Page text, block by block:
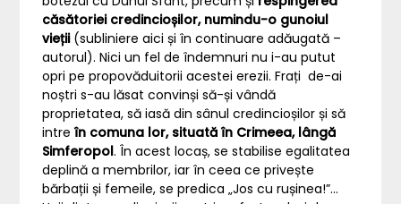
căsătoriei credincioșilor, numindu-o gunoiul
vieții(subliniere aici și în continuare adăugată –
autorul). Nici un fel de îndemnuri nu i-au putut
opri pe propovăduitorii acestei erezii. Frați de-ai
noștri s-au lăsat convinși să-și vândă
proprietatea, să iasă din sânul credincioșilor și să
intreîn comuna lor, situată în Crimeea, lângă
Simferopol. În acest locaș, se stabilise egalitatea
deplină a membrilor, iar în ceea ce privește
bărbații și femeile, se predica „Jos cu rușinea!”…